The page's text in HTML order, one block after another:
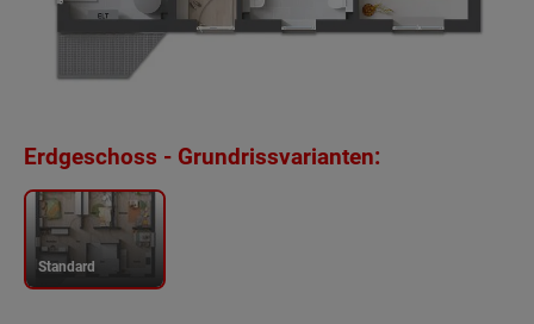
Erdgeschoss - Grundrissvarianten:
Standard